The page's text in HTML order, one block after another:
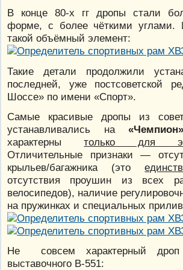
В конце 80-х гг дропы стали
форме, с более чёткими углами.
такой объёмный элемент:
Такие детали продолжили
последней, уже постсоветской
Шоссе» по имени «Спорт».
Самые красивые дропы из
устанавливались на
характернытолько для
Отличительные признаки —
крыльев/багажника (это
отсутствия проушин из всех
велосипедов), наличие
на пружинках и специальных
Не совсем характерный дроп
выставочного В-551: